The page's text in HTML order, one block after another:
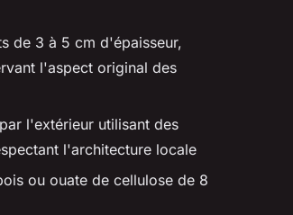
de 3 à 5 cm d'épaisseur,
l'aspect original des
l'extérieur utilisant des
l'architecture locale
ou ouate de cellulose de 8